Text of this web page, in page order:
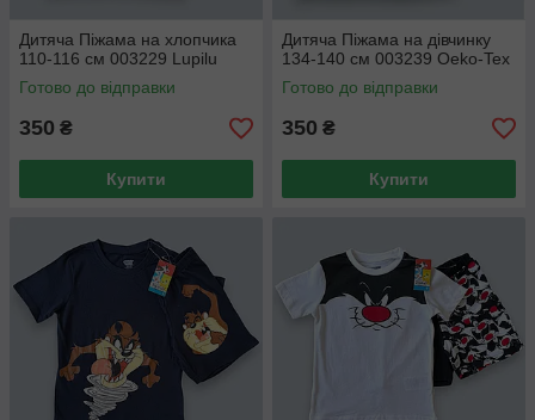
Дитяча Піжама на хлопчика
110-116 см 003229 Lupilu
Готово до відправки
350 ₴
Купити
Дитяча Піжама на дівчинку
134-140 см 003239 Oeko-Tex
Готово до відправки
350 ₴
Купити